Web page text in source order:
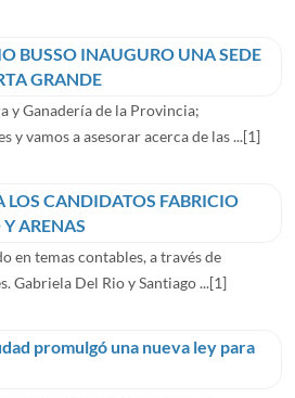
BUSSO INAUGURO UNA SEDE
GRANDE
Ganadería de la Provincia;
y vamos a asesorar acerca de las ...[1]
LOS CANDIDATOS FABRICIO
ARENAS
en temas contables, a través de
Gabriela Del Rio y Santiago ...[1]
promulgó una nueva ley para